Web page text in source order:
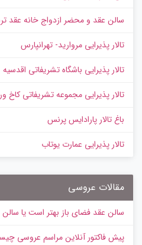
سالن عقد و محضر ازدواج خانه عقد
تالار پذیرایی مروارید- تهرانپارس
تالار پذیرایی باشگاه تشریفاتی اقدسیه
تالار پذیرایی مجموعه تشریفاتی کاخ
باغ تالار پارادایس پرنس
تالار پذیرایی عمارت یوتاب
مقالات عروسی
سالن عقد فضای باز بهتر است یا
پیش‌ فاکتور آنلاین مراسم عروسی